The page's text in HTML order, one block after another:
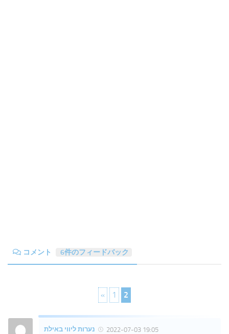
コメント 6件のフィードバック
« 1 2
נערות ליווי באילת
2022-07-03 19:05